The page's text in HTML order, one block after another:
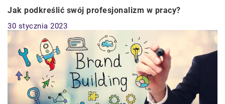
Jak podkreślić swój profesjonalizm w pracy?
30 stycznia 2023